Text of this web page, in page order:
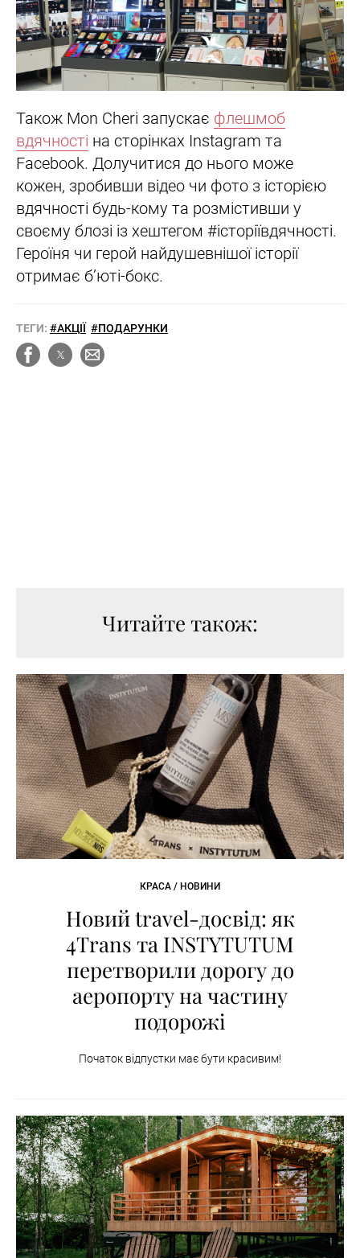
Також Mon Cheri запускає флешмоб
вдячності на сторінках Instagram та
Facebook. Долучитися до нього може
кожен, зробивши відео чи фото з історією
вдячності будь-кому та розмістивши у
своєму блозі із хештегом #історіївдячності.
Героїня чи герой найдушевнішої історії
отримає б’юті-бокс.
ТЕГИ: #АКЦІЇ #ПОДАРУНКИ
Читайте також:
КРАСА / НОВИНИ
Новий travel-досвід: як
4Trans та INSTYTUTUM
перетворили дорогу до
аеропорту на частину
подорожі
Початок відпустки має бути красивим!